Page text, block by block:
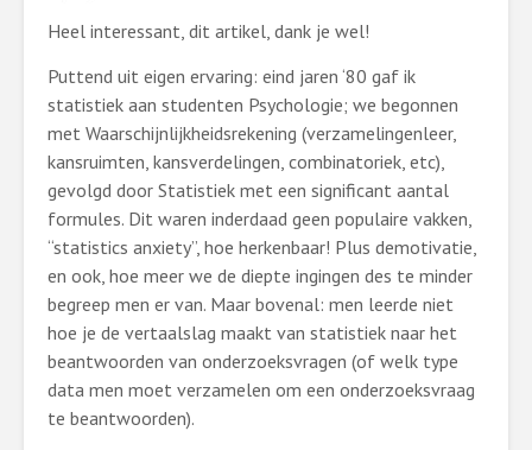
Heel interessant, dit artikel, dank je wel!
Puttend uit eigen ervaring: eind jaren ‘80 gaf ik
statistiek aan studenten Psychologie; we begonnen
met Waarschijnlijkheidsrekening (verzamelingenleer,
kansruimten, kansverdelingen, combinatoriek, etc),
gevolgd door Statistiek met een significant aantal
formules. Dit waren inderdaad geen populaire vakken,
“statistics anxiety”, hoe herkenbaar! Plus demotivatie,
en ook, hoe meer we de diepte ingingen des te minder
begreep men er van. Maar bovenal: men leerde niet
hoe je de vertaalslag maakt van statistiek naar het
beantwoorden van onderzoeksvragen (of welk type
data men moet verzamelen om een onderzoeksvraag
te beantwoorden).